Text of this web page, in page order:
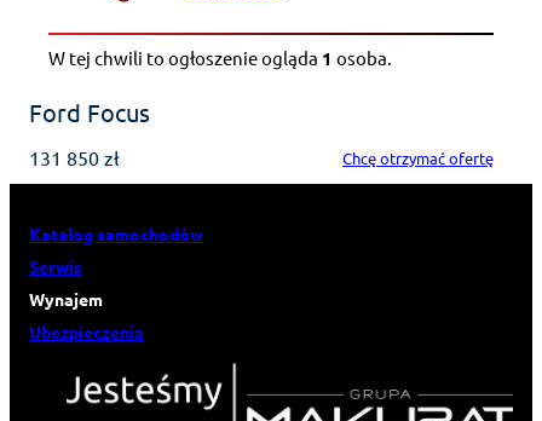
W tej chwili to ogłoszenie ogląda 1 osoba.
Ford Focus
131 850 zł Chcę otrzymać ofertę
Katalog samochodów
Serwis
Wynajem
Ubezpieczenia